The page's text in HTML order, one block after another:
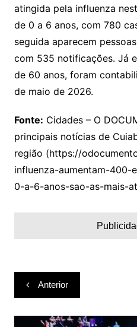
atingida pela influenza
de 0 a 6 anos, com 780
seguida aparecem
com 535 notificações. Já
de 60 anos, foram
de maio de 2026.
Fonte: Cidades – O
principais notícias de
região (https://
influenza-aumentam-400-
0-a-6-anos-sao-as-mais-
Navegação
de
Post
Anterior